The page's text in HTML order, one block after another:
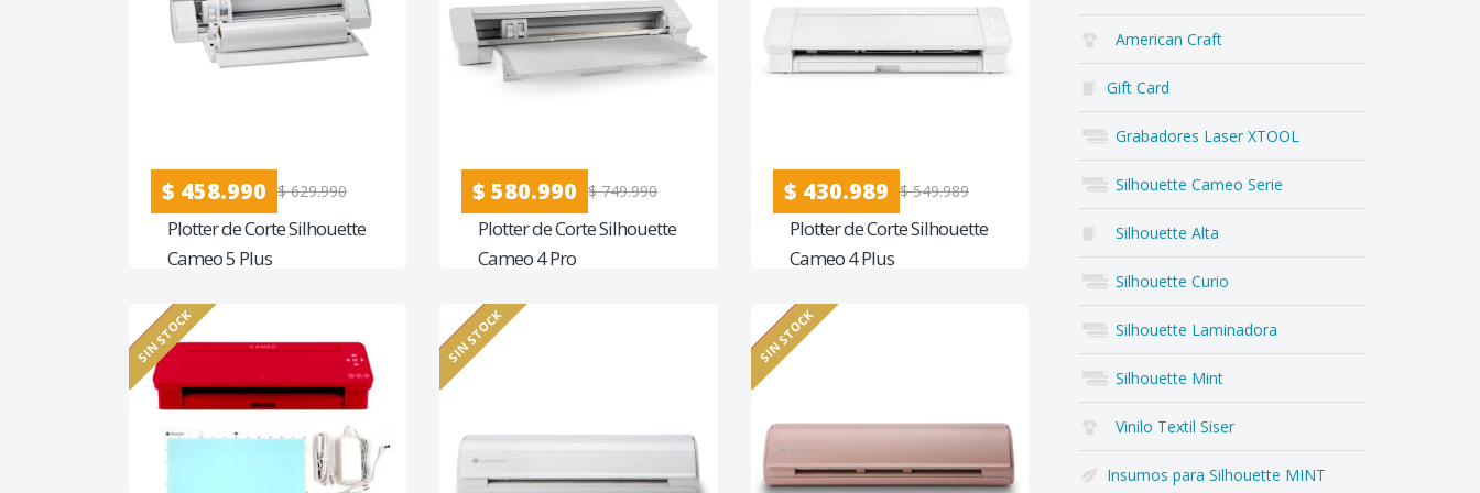
$ 458.990 $ 629.990
Plotter de Corte Silhouette
Cameo 5 Plus
$ 580.990 $ 749.990
Plotter de Corte Silhouette
Cameo 4 Pro
$ 430.989 $ 549.989
Plotter de Corte Silhouette
Cameo 4 Plus
Ofeta
SIN STOCK 23%
SIN STOCK 23%
SIN STOCK
American Craft
Gift Card
Grabadores Laser XTOOL
Silhouette Cameo Serie
Silhouette Alta
Silhouette Curio
Silhouette Laminadora
Silhouette Mint
Vinilo Textil Siser
Insumos para Silhouette MINT